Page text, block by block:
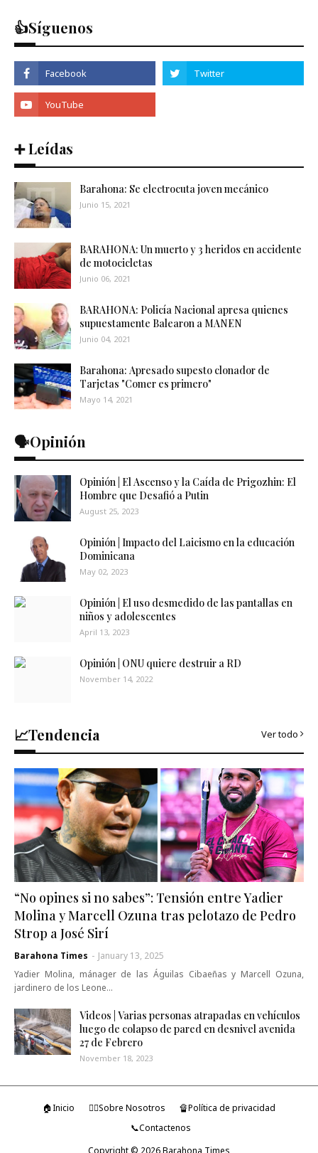
👍Síguenos
➕ Leídas
Barahona: Se electrocuta joven mecánico
Junio 15, 2021
BARAHONA: Un muerto y 3 heridos en accidente
de motocicletas
Junio 06, 2021
BARAHONA: Policía Nacional apresa quienes
supuestamente Balearon a MANEN
Junio 04, 2021
Barahona: Apresado supesto clonador de
Tarjetas "Comer es primero"
Mayo 14, 2021
🗣️Opinión
Opinión | El Ascenso y la Caída de Prigozhin: El
Hombre que Desafió a Putin
August 25, 2023
Opinión | Impacto del Laicismo en la educación
Dominicana
May 02, 2023
Opinión | El uso desmedido de las pantallas en
niños y adolescentes
April 13, 2023
Opinión | ONU quiere destruir a RD
November 14, 2022
📈Tendencia Ver todo
“No opines si no sabes”: Tensión entre Yadier
Molina y Marcell Ozuna tras pelotazo de Pedro
Strop a José Sirí
Barahona Times - January 13, 2025
Yadier Molina, mánager de las Águilas Cibaeñas y Marcell Ozuna,
jardinero de los Leone…
Videos | Varias personas atrapadas en vehículos
luego de colapso de pared en desnivel avenida
27 de Febrero
November 18, 2023
🏠Inicio 🤷‍♂️Sobre Nosotros
🔏Política de privacidad
📞Contactenos
Copyright © 2026Barahona Times